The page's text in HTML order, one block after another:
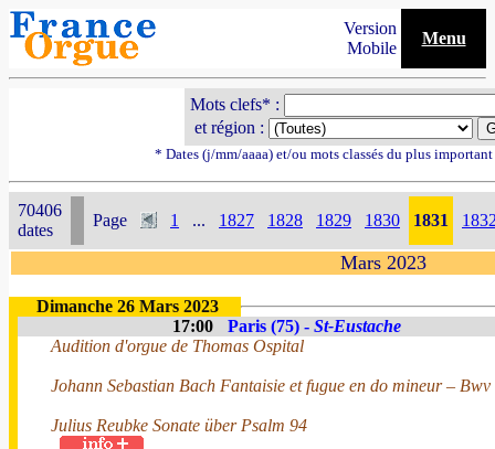
Version
Mobile
Menu
Mots clefs* :
et région :
* Dates (j/mm/aaaa) et/ou mots classés du plus
70406
dates
Page 1 ... 1827 1828 1829 1830 1831
Mars 2023
Dimanche 26 Mars 2023
17:00
Paris (75) - St-Eustache
Audition d'orgue de Thomas Ospital
Johann Sebastian Bach Fantaisie et fugue en do mineur – Bwv
Julius Reubke Sonate über Psalm 94